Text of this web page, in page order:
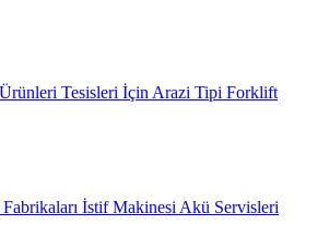
Tesisleri İçin Arazi Tipi Forklift
İstif Makinesi Akü Servisleri